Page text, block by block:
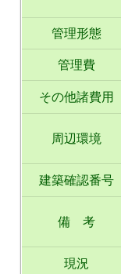
管理形態
管理費
その他諸費用
周辺環境
建築確認番号
備 考
現況